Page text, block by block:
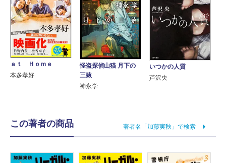
ａｔ Ｈｏｍｅ
本多孝好
怪盗探偵山猫 月下の
三猿
神永学
いつかの人質
芦沢央
この著者の商品 著者名「加藤実秋」で検索